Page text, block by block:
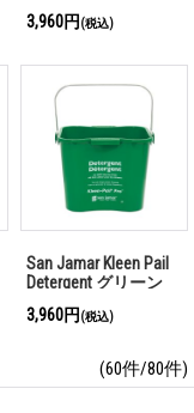
3,960円 (税込)
San Jamar Kleen Pail
Detergent グリーン
3,960円 (税込)
(60件/80件)